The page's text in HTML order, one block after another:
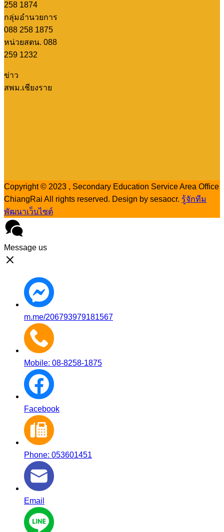
258 1874
กลุ่มอำนวยการ
088 258 1875
หน่วยสตน. 088
259 1232
ข่าว
สพม.เชียงราย
Copyright © 2023 , Secondary Education Service Area Office
ChiangRai All rights reserved. Design by sesaocr. รู้จักทีม
พัฒนาเว็บไซต์
Message us
m.me/206793979181567
Mobile: 08-8258-1875
Facebook
Phone: 053601451
Email